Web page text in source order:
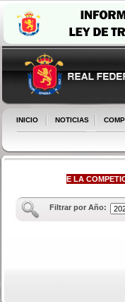
INICIO NOTICIAS
DESCARGAS DE LA
Filtrar por Año: